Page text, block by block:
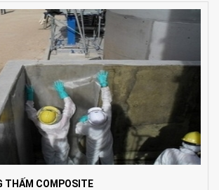
THẤM COMPOSITE